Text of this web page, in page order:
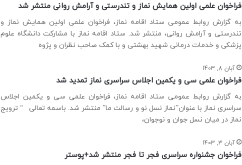
فراخوان علمی اولین همایش نماز و تندرستی و آرامش روانی منتشر شد
به گزارش روابط عمومی ستاد اقامه نماز، فراخوان علمی اولین همایش نماز و
تندرستی و آرامش روانی، منتشر شد. ستاد اقامه نماز با مشارکت دانشگاه علوم
پزشکی و خدمات درمانی شهید بهشتی و با کمک صاحب نظران و پژوه
آبان 8, 1403
فراخوان علمی سی و یکمین اجلاس سراسری نماز تمدید شد
به گزارش روابط عمومی ستاد اقامه نماز، فراخوان علمی سی و یکمین اجلاس
سراسری نماز با عنوان”نماز نسل نو و رسالت ما” منتشر شد. باسمه تعالی “ ترویج
نماز در میان نسل جوان و نوجوان،
آبان 3, 1403
فراخوان جشنواره سراسری فجر تا فجر منتشر شد+پوستر